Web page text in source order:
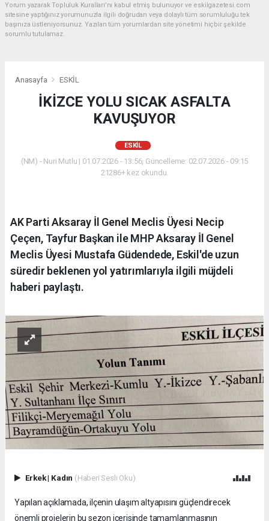
Yorum yazarak Topluluk Kuralları’nı kabul etmiş bulunuyor ve eskilgazetesi.com
sitesine yaptığınız yorumunuzla ilgili doğrudan veya dolaylı tüm sorumluluğu tek
başınıza üstleniyorsunuz. Yazılan tüm yorumlardan site yönetimi hiçbir şekilde
sorumlu tutulamaz.
Anasayfa ESKİL
İKİZCE YOLU SICAK ASFALTA
KAVUŞUYOR
ESKİL
(NM) - Nuri Mutlu | 01.07.2026 - 13:56, Güncelleme: 02.07.2026 - 09:15
21286+ kez okundu.
AK Parti Aksaray İl Genel Meclis Üyesi Necip
Çeçen, Tayfur Başkan ile MHP Aksaray İl Genel
Meclis Üyesi Mustafa Güdendede, Eskil'de uzun
süredir beklenen yol yatırımlarıyla ilgili müjdeli
haberi paylaştı.
Erkek| Kadın (Haberi Sesli Oku)
Yapılan açıklamada, ilçenin ulaşım altyapısını güçlendirecek
önemli projelerin bu sezon içerisinde tamamlanmasının